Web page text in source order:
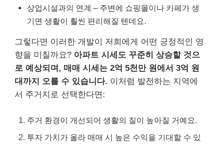
상업시설과의 연계 – 주변에 쇼핑몰이나 카페가 생
기면 생활이 훨씬 편리해질 텐데요.
그렇다면 이러한 개발이 저희에게 어떤 긍정적인 영
향을 미칠까요? 아파트 시세도 꾸준히 상승할 것으
로 예상되며, 매매 시세는 2억 5천만 원에서 3억 원
대까지 오를 수 있습니다. 이처럼 발전하는 지역에
서 주거지로 선택한다면:
주거 환경이 개선되어 생활의 질이 높아질 거예요.
투자 가치가 올라 매매 시 높은 수익을 기대할 수 있